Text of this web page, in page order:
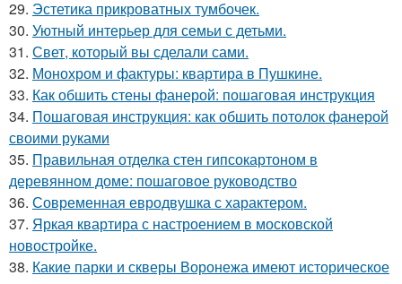
29. Эстетика прикроватных тумбочек.
30. Уютный интерьер для семьи с детьми.
31. Свет, который вы сделали сами.
32. Монохром и фактуры: квартира в Пушкине.
33. Как обшить стены фанерой: пошаговая инструкция
34. Пошаговая инструкция: как обшить потолок фанерой
своими руками
35. Правильная отделка стен гипсокартоном в
деревянном доме: пошаговое руководство
36. Современная евродвушка с характером.
37. Яркая квартира с настроением в московской
новостройке.
38. Какие парки и скверы Воронежа имеют историческое